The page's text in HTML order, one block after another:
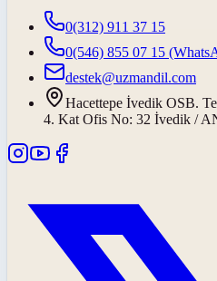
0(312) 911 37 15
0(546) 855 07 15
destek@uzmandil.com
Hacettepe İvedik OSB.
4. Kat Ofis No: 32 İvedik /